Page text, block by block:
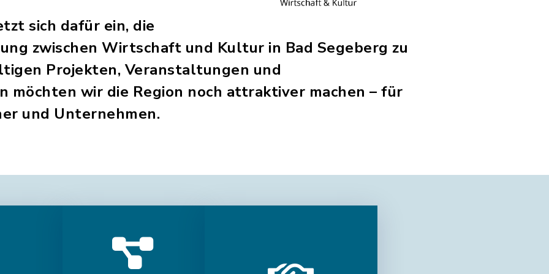
sich dafür ein, die
zwischen Wirtschaft und Kultur in Bad Segeberg zu
Projekten, Veranstaltungen und
möchten wir die Region noch attraktiver machen – für
und Unternehmen.